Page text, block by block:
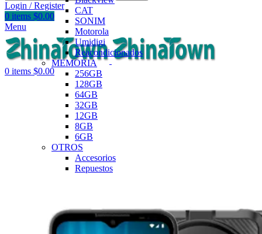
Login / Register
0 items $0.00
Menu
0 items $0.00
CAT
SONIM
Motorola
Umidigi
Reacondicionados
MEMORIA
256GB
128GB
64GB
32GB
12GB
8GB
6GB
OTROS
Accesorios
Repuestos